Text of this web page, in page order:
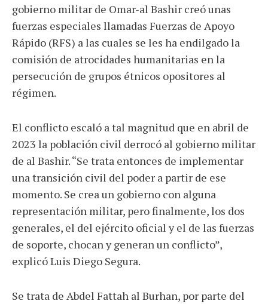
gobierno militar de Omar-al Bashir creó unas
fuerzas especiales llamadas Fuerzas de Apoyo
Rápido (RFS) a las cuales se les ha endilgado la
comisión de atrocidades humanitarias en la
persecución de grupos étnicos opositores al
régimen.
El conflicto escaló a tal magnitud que en abril de
2023 la población civil derrocó al gobierno militar
de al Bashir. “Se trata entonces de implementar
una transición civil del poder a partir de ese
momento. Se crea un gobierno con alguna
representación militar, pero finalmente, los dos
generales, el del ejército oficial y el de las fuerzas
de soporte, chocan y generan un conflicto”,
explicó Luis Diego Segura.
Se trata de Abdel Fattah al Burhan, por parte del